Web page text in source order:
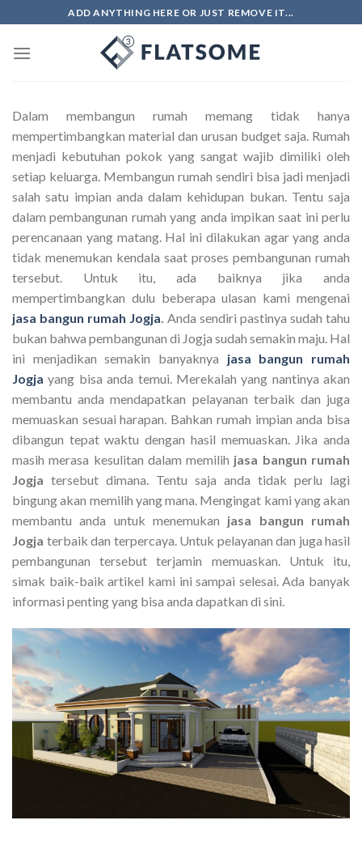
to
content
ADD ANYTHING HERE OR JUST REMOVE IT...
Dalam membangun rumah memang tidak hanya
mempertimbangkan material dan urusan budget saja. Rumah
menjadi kebutuhan pokok yang sangat wajib dimiliki oleh
setiap keluarga. Membangun rumah sendiri bisa jadi menjadi
salah satu impian anda dalam kehidupan bukan. Tentu saja
dalam pembangunan rumah yang anda impikan saat ini perlu
perencanaan yang matang. Hal ini dilakukan agar yang anda
tidak menemukan kendala saat proses pembangunan rumah
tersebut. Untuk itu, ada baiknya jika anda
mempertimbangkan dulu beberapa ulasan kami mengenai
jasa bangun rumah Jogja. Anda sendiri pastinya sudah tahu
bukan bahwa pembangunan di Jogja sudah semakin maju. Hal
ini menjadikan semakin banyaknya jasa bangun rumah
Jogjayang bisa anda temui. Merekalah yang nantinya akan
membantu anda mendapatkan pelayanan terbaik dan juga
memuaskan sesuai harapan. Bahkan rumah impian anda bisa
dibangun tepat waktu dengan hasil memuaskan. Jika anda
masih merasa kesulitan dalam memilih jasa bangun rumah
Jogja tersebut dimana. Tentu saja anda tidak perlu lagi
bingung akan memilih yang mana. Mengingat kami yang akan
membantu anda untuk menemukan jasa bangun rumah
Jogja terbaik dan terpercaya. Untuk pelayanan dan juga hasil
pembangunan tersebut terjamin memuaskan. Untuk itu,
simak baik-baik artikel kami ini sampai selesai. Ada banyak
informasi penting yang bisa anda dapatkan di sini.